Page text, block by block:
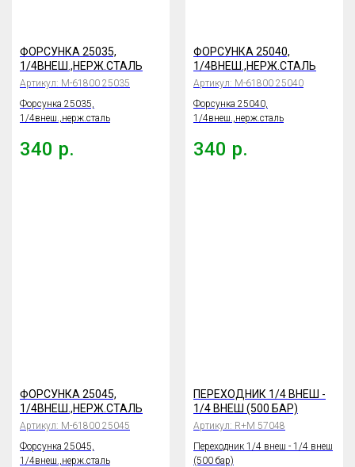
ФОРСУНКА 25035,
1/4ВНЕШ.,НЕРЖ.СТАЛЬ
Артикул: М-61800 25035
Форсунка 25035,
1/4внеш.,нерж.сталь
340 р.
ФОРСУНКА 25040,
1/4ВНЕШ.,НЕРЖ.СТАЛЬ
Артикул: М-61800 25040
Форсунка 25040,
1/4внеш.,нерж.сталь
340 р.
ФОРСУНКА 25045,
1/4ВНЕШ.,НЕРЖ.СТАЛЬ
Артикул: М-61800 25045
Форсунка 25045,
1/4внеш.,нерж.сталь
ПЕРЕХОДНИК 1/4 ВНЕШ -
1/4 ВНЕШ (500 БАР)
Артикул: R+M 57048
Переходник 1/4 внеш - 1/4 внеш
(500 бар)